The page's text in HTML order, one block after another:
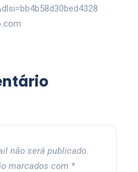
não será publicado.
marcados com *